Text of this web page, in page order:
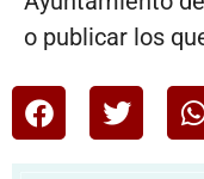
o publicar los